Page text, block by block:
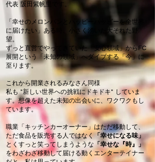
代表 阪田紫帆里です。
「幸せのメロンパンとハッピーハッピーを全世界
に届けたい」ある時、小さく湧いた大それた野
望。
ずっと直営でやってきていた「安心領域」からFC
展開という「未知の領域」へダイブする「今」に
至ります。
これから開業されるみなさん同様
私も "新しい世界への挑戦にドキドキ" していま
す。想像を超えた未知の出会いに、ワクワクもし
ています。
職業「キッチンカーオーナー」はただ移動して、
ただ食品を販売する人ではなく「幸せになる味」
とくすっと笑ってしまうような 「幸せな『時』」
をわざわざ移動して届ける動くエンターテイナー